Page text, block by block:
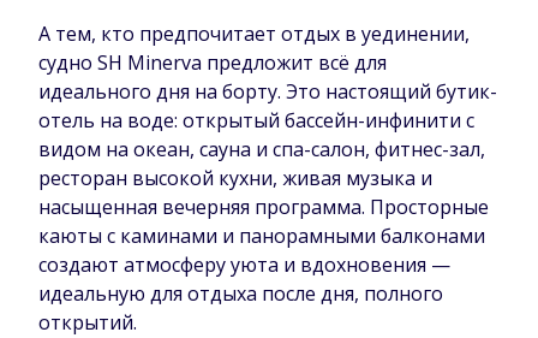
А тем, кто предпочитает отдых в уединении,
судно SH Minerva предложит всё для
идеального дня на борту. Это настоящий бутик-
отель на воде: открытый бассейн-инфинити с
видом на океан, сауна и спа-салон, фитнес-зал,
ресторан высокой кухни, живая музыка и
насыщенная вечерняя программа. Просторные
каюты с каминами и панорамными балконами
создают атмосферу уюта и вдохновения —
идеальную для отдыха после дня, полного
открытий.